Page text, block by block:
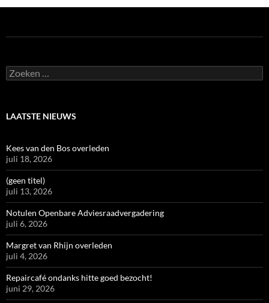
Zoeken
naar:
LAATSTE NIEUWS
Kees van den Bos overleden
juli 18, 2026
(geen titel)
juli 13, 2026
Notulen Openbare Adviesraadvergadering
juli 6, 2026
Margret van Rhijn overleden
juli 4, 2026
Repaircafé ondanks hitte goed bezocht!
juni 29, 2026